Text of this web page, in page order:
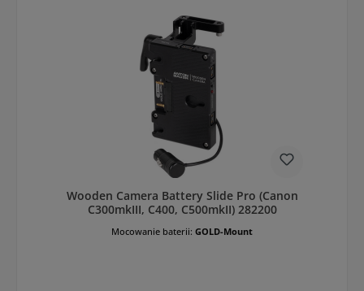
Wooden Camera Battery Slide Pro (Canon
C300mkIII, C400, C500mkII) 282200
Mocowanie baterii: GOLD-Mount